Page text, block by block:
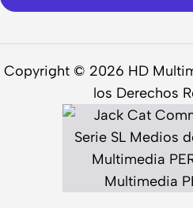
Copyright © 2026 HD
los Derechos